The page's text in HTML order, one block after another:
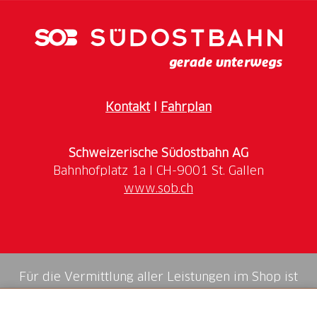
KontaktI Fahrplan
Schweizerische Südostbahn AG
www.sob.ch
Für die Vermittlung aller Leistungen im Shop ist